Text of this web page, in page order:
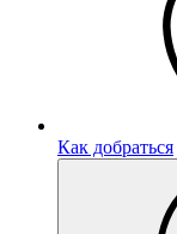
Как добраться